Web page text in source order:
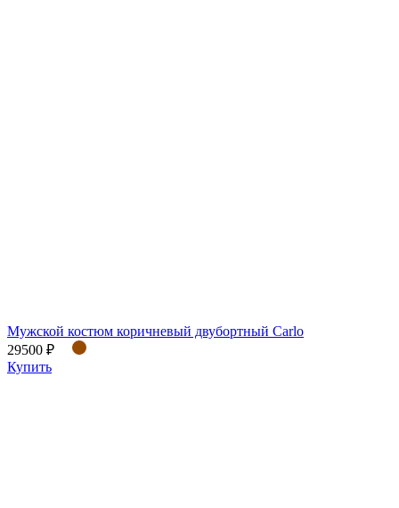
Мужской костюм коричневый двубортный Carlo
29500 ₽
Купить